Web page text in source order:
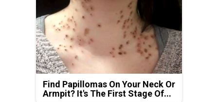
Find Papillomas On Your Neck Or
Armpit? It's The First Stage Of...